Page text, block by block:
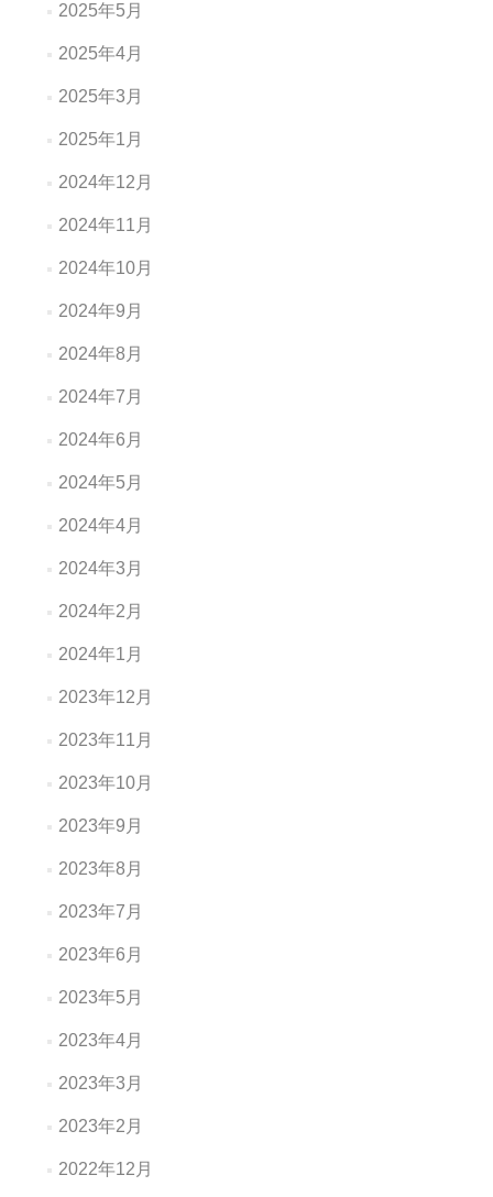
2025年5月
2025年4月
2025年3月
2025年1月
2024年12月
2024年11月
2024年10月
2024年9月
2024年8月
2024年7月
2024年6月
2024年5月
2024年4月
2024年3月
2024年2月
2024年1月
2023年12月
2023年11月
2023年10月
2023年9月
2023年8月
2023年7月
2023年6月
2023年5月
2023年4月
2023年3月
2023年2月
2022年12月